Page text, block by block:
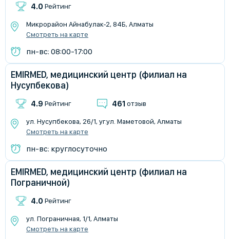
4.0 Рейтинг
​Микрорайон Айнабулак-2, 84Б, Алматы
Смотреть на карте
пн-вс: 08:00-17:00
EMIRMED, медицинский центр (филиал на
Нусупбекова)
4.9 Рейтинг 461 отзыв
ул. Нусупбекова, 26/1, уг.ул. Маметовой, Алматы
Смотреть на карте
пн-вс: круглосуточно
EMIRMED, медицинский центр (филиал на
Пограничной)
4.0 Рейтинг
ул. Пограничная, 1/1, Алматы
Смотреть на карте